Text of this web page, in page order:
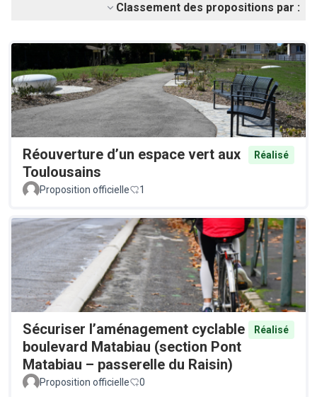
Classement des propositions par :
Réouverture d’un espace vert aux
Toulousains
Réalisé
Proposition officielle 1
Sécuriser l’aménagement cyclable
boulevard Matabiau (section Pont
Matabiau – passerelle du Raisin)
Réalisé
Proposition officielle 0